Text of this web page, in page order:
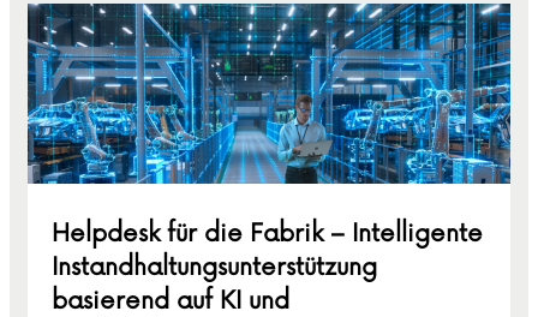
Helpdesk für die Fabrik – Intelligente
Instandhaltungsunterstützung
basierend auf KI und